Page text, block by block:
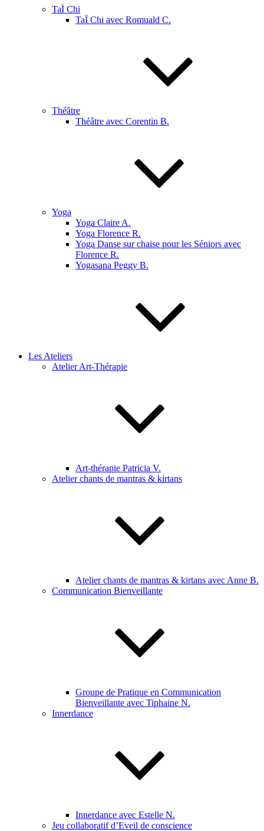
TaÏ Chi
TaÏ Chi avec Romuald C.
Théâtre
Théâtre avec Corentin B.
Yoga
Yoga Claire A.
Yoga Florence R.
Yoga Danse sur chaise pour les Séniors avec
Florence R.
Yogasana Peggy B.
Les Ateliers
Atelier Art-Thérapie
Art-thérapie Patricia V.
Atelier chants de mantras & kirtans
Atelier chants de mantras & kirtans avec Anne B.
Communication Bienveillante
Groupe de Pratique en Communication
Bienveillante avec Tiphaine N.
Innerdance
Innerdance avec Estelle N.
Jeu collaboratif d’Eveil de conscience